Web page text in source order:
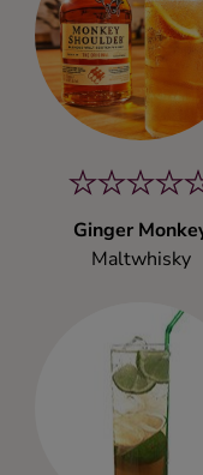
Ginger
Maltwhisky